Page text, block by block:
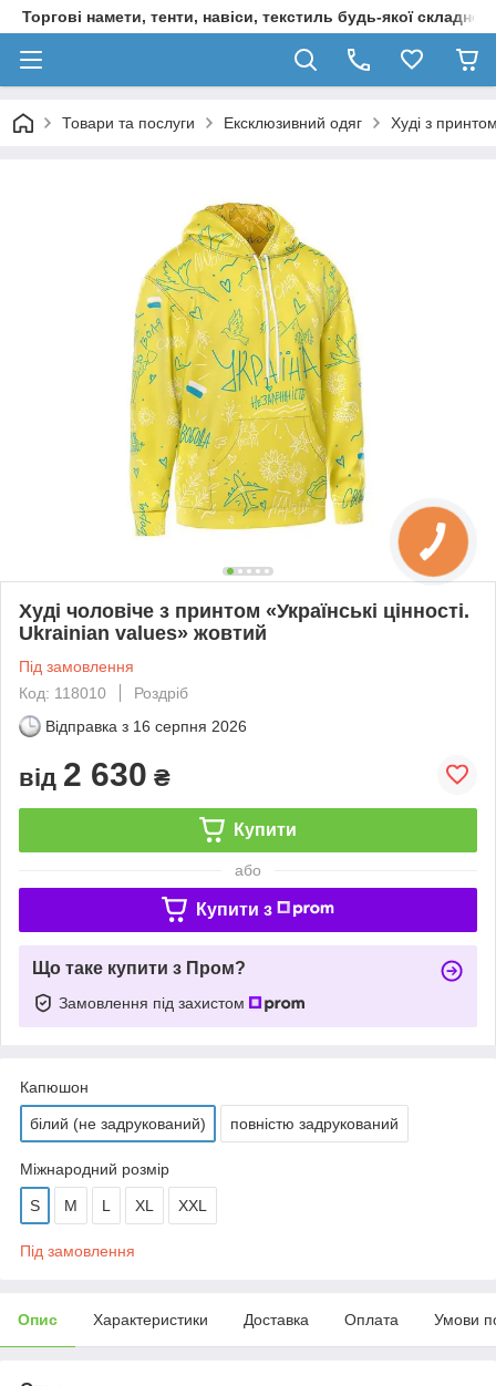
Торгові намети, тенти, навіси, текстиль будь-якої
Товари та послуги Ексклюзивний одяг Худі з
Худі чоловіче з принтом «Українські цінності.
Ukrainian values» жовтий
Під замовлення
Код: 118010
Роздріб
Відправка з 16 серпня 2026
від 2 630 ₴
Купити
або
Купити з
Що таке купити з Пром?
Замовлення під захистом
Капюшон
білий (не задрукований) повністю задрукований
Міжнародний розмір
S M L XL XXL
Під замовлення
Опис Характеристики Доставка Оплата Умови